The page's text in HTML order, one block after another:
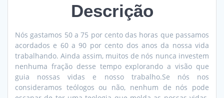
Descrição
Nós gastamos 50 a 75 por cento das horas que passamos
acordados e 60 a 90 por cento dos anos da nossa vida
trabalhando. Ainda assim, muitos de nós nunca investem
nenhuma fração desse tempo explorando a visão que
guia nossas vidas e nosso trabalho.Se nós nos
consideramos teólogos ou não, nenhum de nós pode